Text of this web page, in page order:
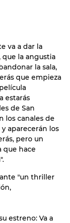
va a dar la
la angustia
la sala,
que empieza
estarás
de San
los canales de
aparecerán los
pero un
que hace
"un thriller
estreno: Va a